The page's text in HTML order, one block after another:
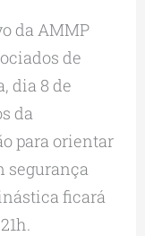
da AMMP
de
dia 8 de
da
para orientar
segurança
ficará